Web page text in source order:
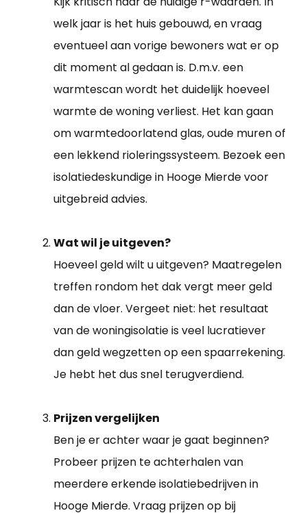
welk jaar is het huis gebouwd, en vraag
eventueel aan vorige bewoners wat er op
dit moment al gedaan is. D.m.v. een
warmtescan wordt het duidelijk hoeveel
warmte de woning verliest. Het kan gaan
om warmtedoorlatend glas, oude muren of
een lekkend rioleringssysteem. Bezoek een
isolatiedeskundige in Hooge Mierde voor
uitgebreid advies.
Wat wil je uitgeven?
Hoeveel geld wilt u uitgeven? Maatregelen
treffen rondom het dak vergt meer geld
dan de vloer. Vergeet niet: het resultaat
van de woningisolatie is veel lucratiever
dan geld wegzetten op een spaarrekening.
Je hebt het dus snel terugverdiend.
Prijzen vergelijken
Ben je er achter waar je gaat beginnen?
Probeer prijzen te achterhalen van
meerdere erkende isolatiebedrijven in
Hooge Mierde. Vraag prijzen op bij